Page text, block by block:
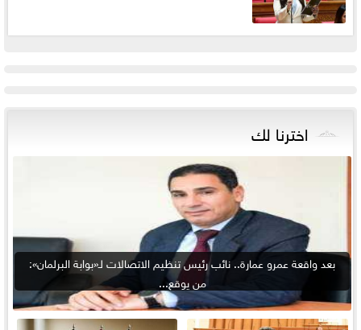
اخترنا لك
بعد واقعة عمرو عمارة.. نائب رئيس تنظيم الاتصالات لـ«بوابة البرلمان»:
من يوقع...